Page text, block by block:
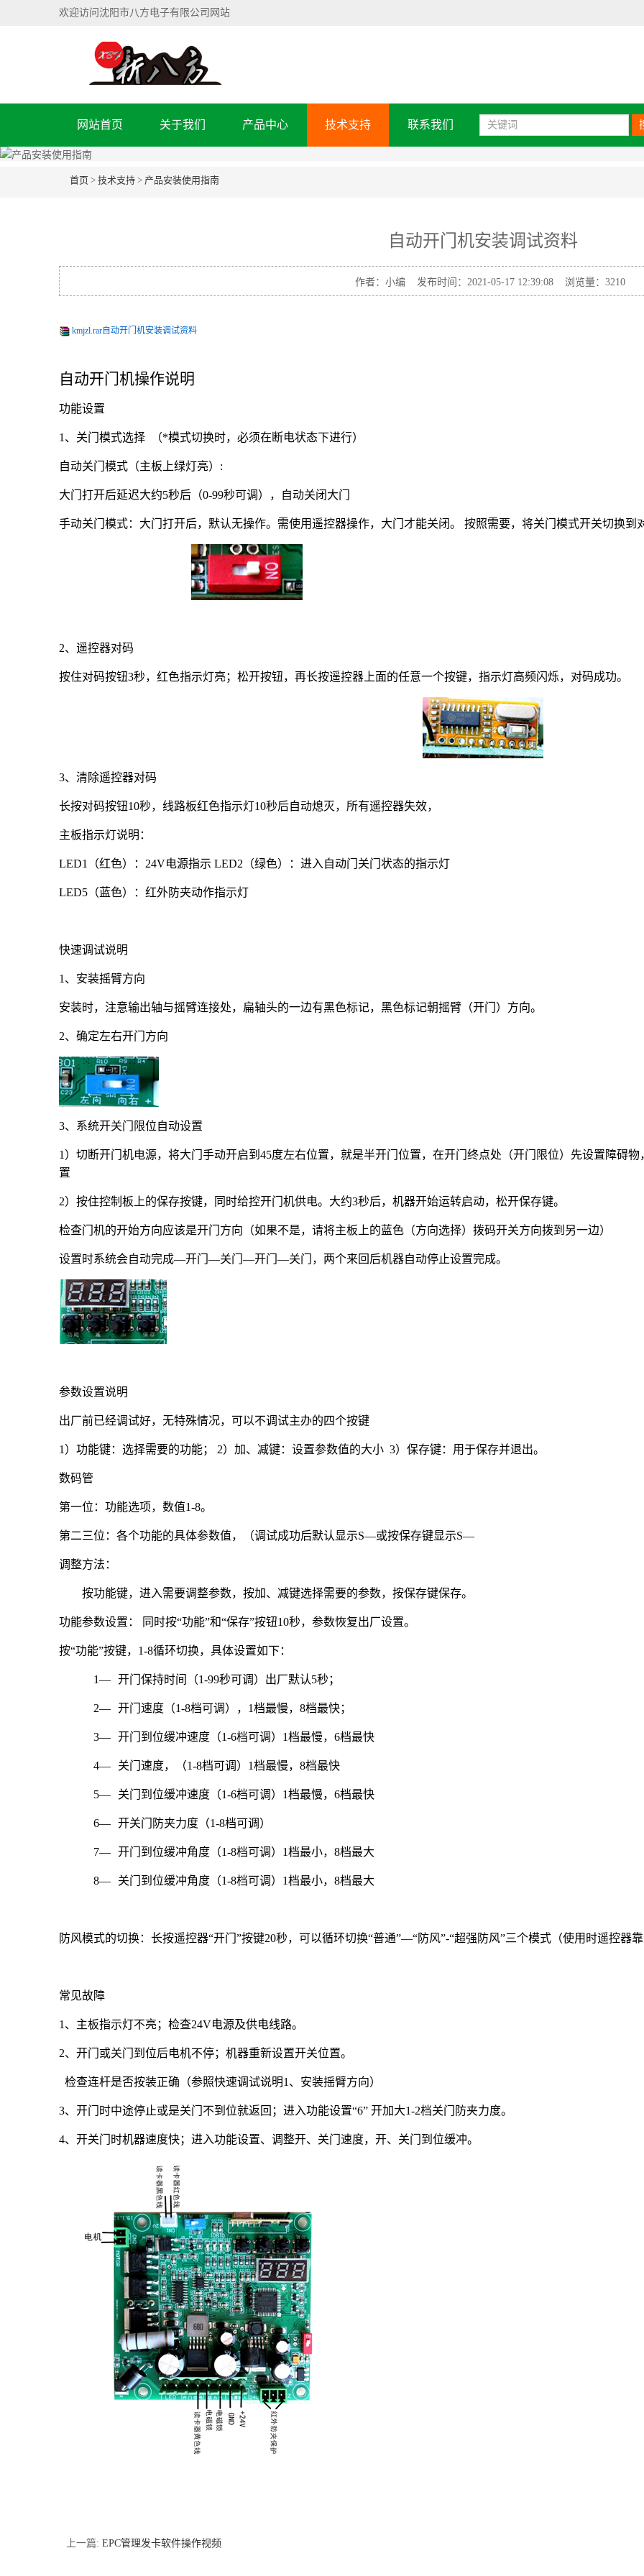
欢迎访问沈阳市八方电子有限公司网站
网站首页 关于我们 产品中心 技术支持 联系我们
首页 > 技术支持 > 产品安装使用指南
自动开门机安装调试资料
作者：小编 发布时间：2021-05-17 12:39:08 浏览量： 3210
kmjzl.rar自动开门机安装调试资料
自动开门机操作说明
功能设置
1 、关门模式选择 （*模式切换时，必须在断电状态下进行）
自动关门模式（主板上绿灯亮）:
大门打开后延迟大约5秒后（0-99秒可调），自动关闭大门
手动关门模式：大门打开后，默认无操作。需使用遥控器操作，大门才能关闭。 按照需要，将关门模式开关切换到
2、遥控器对码
按住对码按钮3秒，红色指示灯亮；松开按钮，再长按遥控器上面的任意一个按键，指示灯高频闪烁，对码成功。
3、清除遥控器对码
长按对码按钮10秒，线路板红色指示灯10秒后自动熄灭，所有遥控器失效，
主板指示灯说明：
LED1 （红色）：24V电源指示 LED2（绿色）：进入自动门关门状态的指示灯
LED5 （蓝色）：红外防夹动作指示灯
快速调试说明
1 、安装摇臂方向
安装时，注意输出轴与摇臂连接处，扁轴头的一边有黑色标记，黑色标记朝摇臂（开门）方向。
2、确定左右开门方向
3、系统开关门限位自动设置
1 ）切断开门机电源，将大门手动开启到45度左右位置，就是半开门位置，在开门终点处（开门限位）先设置障碍
置
2）按住控制板上的保存按键，同时给控开门机供电。大约3秒后，机器开始运转启动，松开保存键。
检查门机的开始方向应该是开门方向（如果不是，请将主板上的蓝色（方向选择）拨码开关方向拨到另一边）
设置时系统会自动完成—开门—关门—开门—关门，两个来回后机器自动停止设置完成。
参数设置说明
出厂前已经调试好，无特殊情况，可以不调试主办的四个按键
1 ）功能键：选择需要的功能； 2）加、减键：设置参数值的大小 3）保存键：用于保存并退出。
数码管
第一位：功能选项，数值1-8。
第二三位：各个功能的具体参数值，（调试成功后默认显示S—或按保存键显示S—
调整方法：
按功能键，进入需要调整参数，按加、减键选择需要的参数，按保存键保存。
功能参数设置： 同时按“功能”和“保存”按钮10秒，参数恢复出厂设置。
按“功能”按键，1-8循环切换，具体设置如下：
1— 开门保持时间（1-99秒可调）出厂默认5秒；
2— 开门速度（1-8档可调）， 1档最慢，8档最快；
3— 开门到位缓冲速度（1-6档可调）1档最慢，6档最快
4— 关门速度，（1-8档可调）1档最慢，8档最快
5— 关门到位缓冲速度（1-6档可调）1档最慢，6档最快
6— 开关门防夹力度 （1-8档可调）
7— 开门到位缓冲角度（1-8档可调） 1档最小，8档最大
8— 关门到位缓冲角度（1-8档可调）1档最小，8档最大
防风模式的切换：长按遥控器“开门”按键20秒，可以循环切换“普通”—“防风”-“超强防风”三个模式（使用时遥控器靠
常见故障
1 、主板指示灯不亮；检查24V电源及供电线路。
2、开门或关门到位后电机不停；机器重新设置开关位置。
检查连杆是否按装正确（参照快速调试说明1、安装摇臂方向）
3、开门时中途停止或是关门不到位就返回； 进入功能设置“6” 开加大1-2档关门防夹力度。
4、开关门时机器速度快；进入功能设置、调整开、关门速度，开、关门到位缓冲。
上一篇: EPC管理发卡软件操作视频